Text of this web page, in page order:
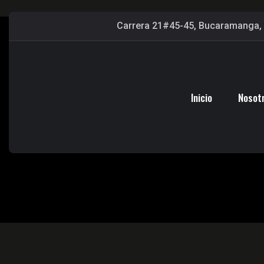
Carrera 21#45-45, Bucaramanga,
Inicio